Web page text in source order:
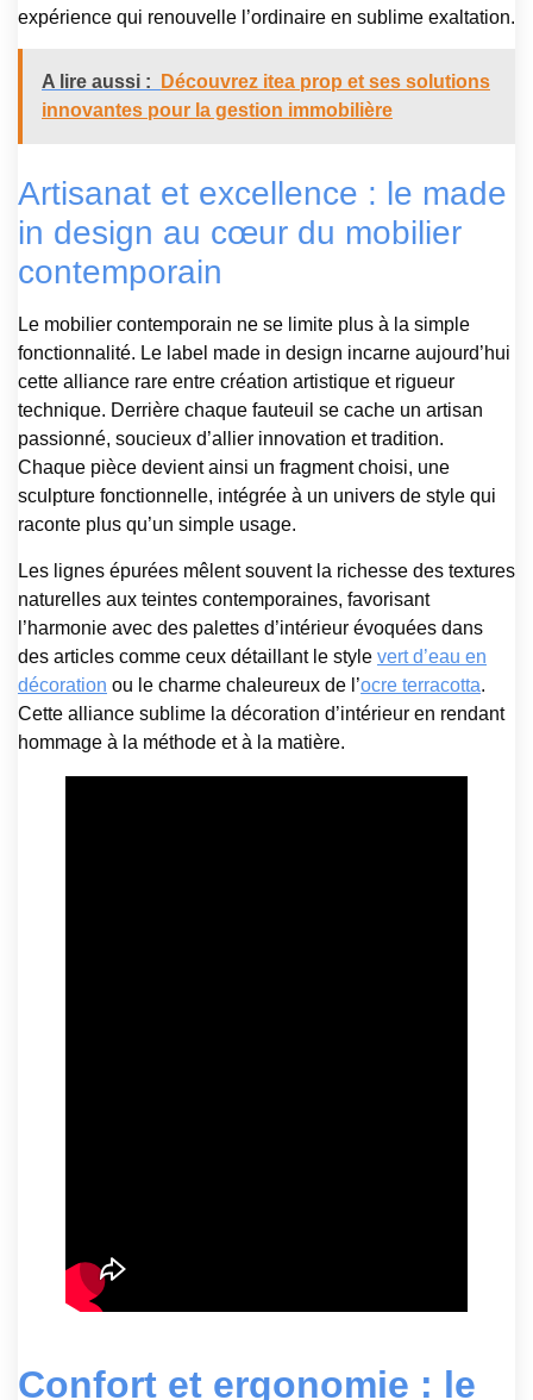
expérience qui renouvelle l’ordinaire en sublime exaltation.
A lire aussi :
Découvrez itea prop et ses solutions
innovantes pour la gestion immobilière
Artisanat et excellence : le made
in design au cœur du mobilier
contemporain
Le mobilier contemporain ne se limite plus à la simple
fonctionnalité. Le label made in design incarne aujourd’hui
cette alliance rare entre création artistique et rigueur
technique. Derrière chaque fauteuil se cache un artisan
passionné, soucieux d’allier innovation et tradition.
Chaque pièce devient ainsi un fragment choisi, une
sculpture fonctionnelle, intégrée à un univers de style qui
raconte plus qu’un simple usage.
Les lignes épurées mêlent souvent la richesse des textures
naturelles aux teintes contemporaines, favorisant
l’harmonie avec des palettes d’intérieur évoquées dans
des articles comme ceux détaillant le style vert d’eau en
décoration ou le charme chaleureux de l’ocre terracotta.
Cette alliance sublime la décoration d’intérieur en rendant
hommage à la méthode et à la matière.
Confort et ergonomie : le